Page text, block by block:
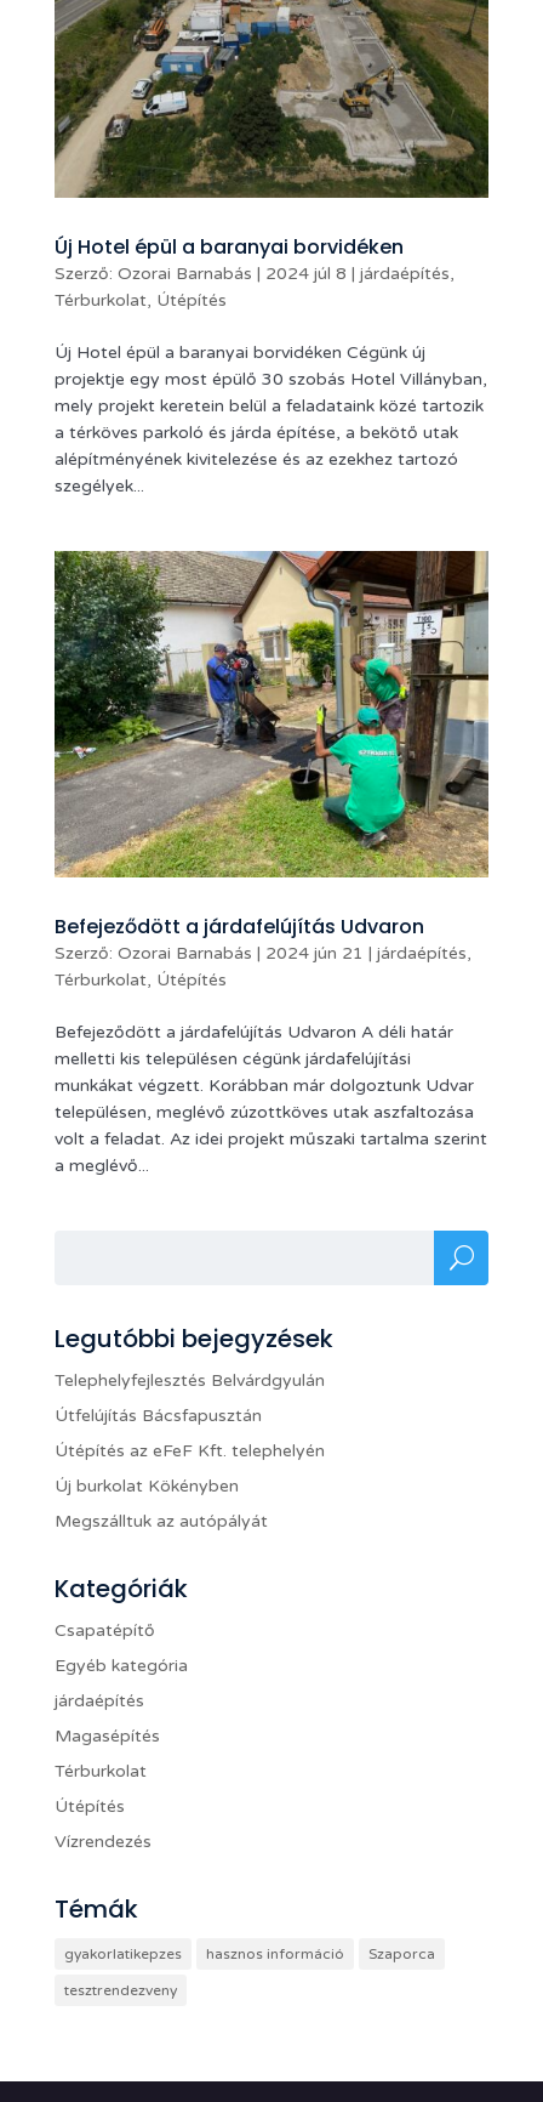
Új Hotel épül a baranyai borvidéken
Szerző: Ozorai Barnabás | 2024 júl 8 | járdaépítés,
Térburkolat, Útépítés
Új Hotel épül a baranyai borvidéken Cégünk új
projektje egy most épülő 30 szobás Hotel Villányban,
mely projekt keretein belül a feladataink közé tartozik
a térköves parkoló és járda építése, a bekötő utak
alépítményének kivitelezése és az ezekhez tartozó
szegélyek...
Befejeződött a járdafelújítás Udvaron
Szerző: Ozorai Barnabás | 2024 jún 21 | járdaépítés,
Térburkolat, Útépítés
Befejeződött a járdafelújítás Udvaron A déli határ
melletti kis településen cégünk járdafelújítási
munkákat végzett. Korábban már dolgoztunk Udvar
településen, meglévő zúzottköves utak aszfaltozása
volt a feladat. Az idei projekt műszaki tartalma szerint
a meglévő...
Legutóbbi bejegyzések
Telephelyfejlesztés Belvárdgyulán
Útfelújítás Bácsfapusztán
Útépítés az eFeF Kft. telephelyén
Új burkolat Kökényben
Megszálltuk az autópályát
Kategóriák
Csapatépítő
Egyéb kategória
járdaépítés
Magasépítés
Térburkolat
Útépítés
Vízrendezés
Témák
gyakorlatikepzes hasznos információ Szaporca
tesztrendezveny